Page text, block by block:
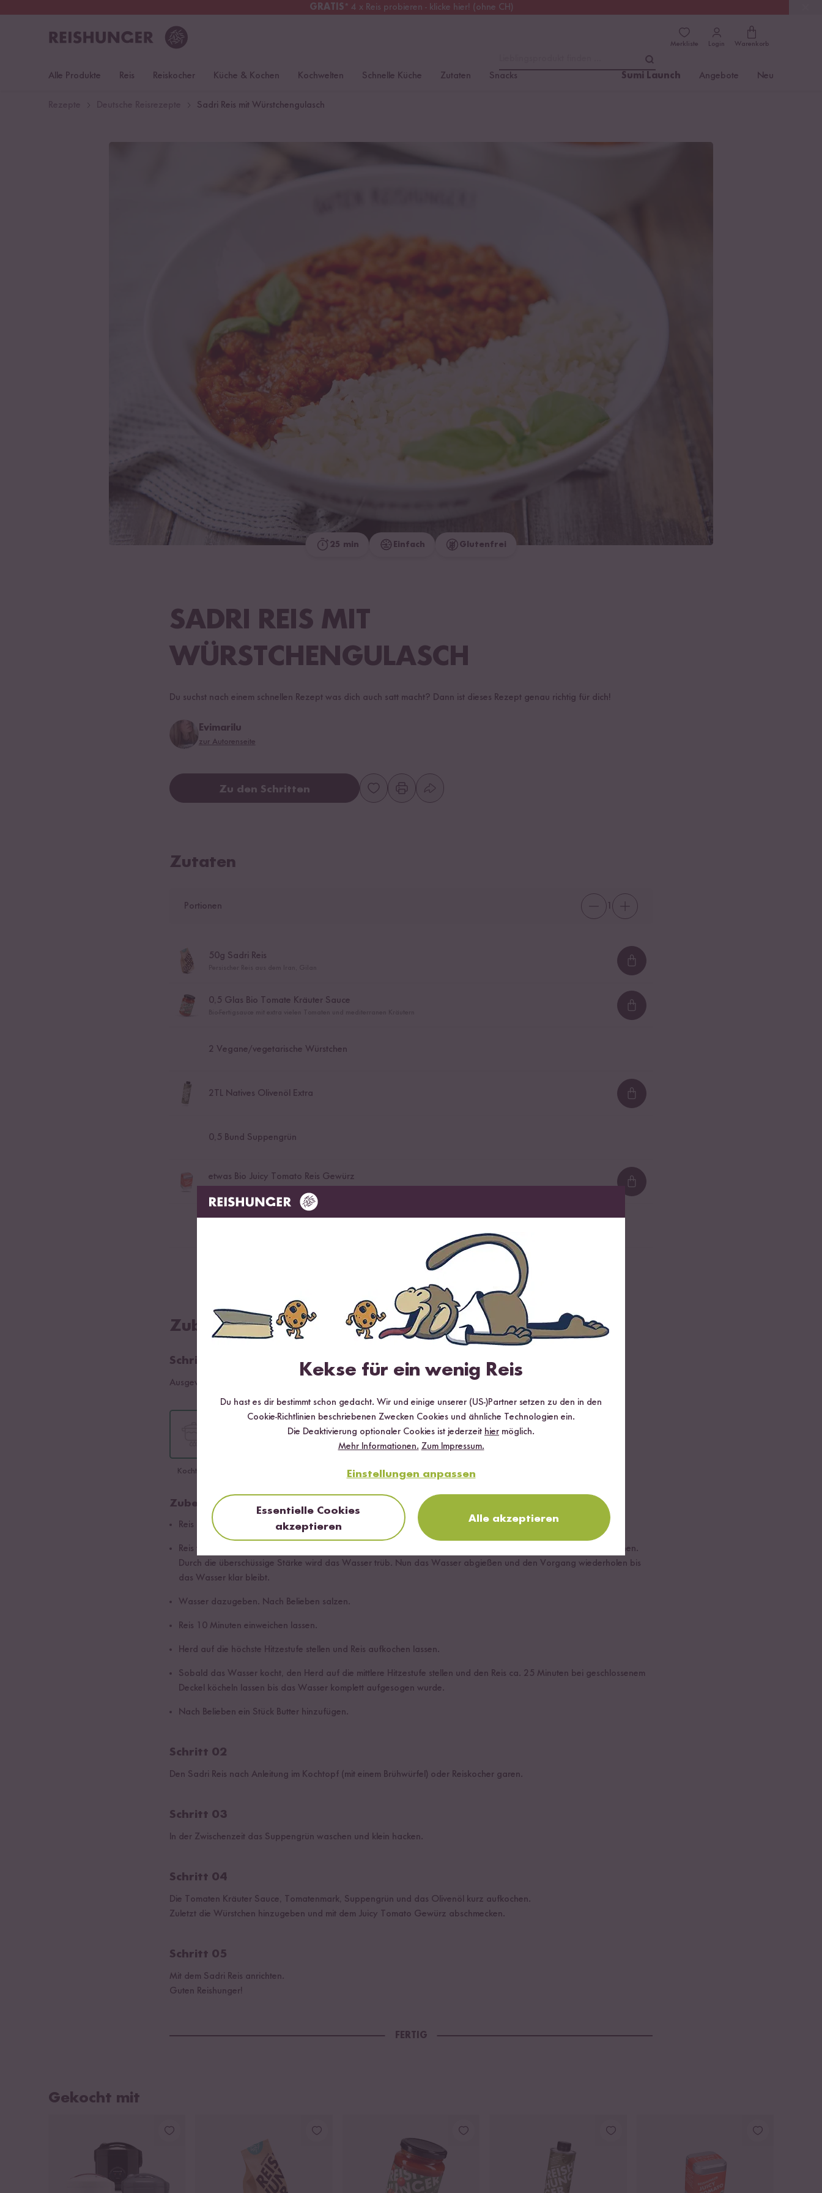
GRATIS* 4 x Reis probieren - klicke hier! (ohne CH)
Kostenloser Versand
Merkliste Login Warenkorb
Alle Produkte Reis Reiskocher Küche & Kochen Kochwelten Schnelle Küche Zutaten Snacks Sumi Launch Angebote Neu
Sadri Reis mit Würstchengulasch
25 min Einfach Glutenfrei
SADRI REIS MIT
WÜRSTCHENGULASCH
Du suchst nach einem schnellen Rezept was dich auch satt macht? Dann ist dieses Rezept genau richtig für dich!
Evimarilu
zur Autorenseite
Zu den Schritten
Zutaten
Portionen 1
50g Sadri Reis
Loading...
0,5 Glas Bio Tomate Kräuter Sauce
Loading...
2 Vegane/vegetarische Würstchen
2TL Natives Olivenöl Extra
Loading...
0,5 Bund Suppengrün
etwas Bio Juicy Tomato Reis Gewürz
Loading...
Zubereitung
Schritt 01
Ausgewählte Sorte:
Kochtopf
Zubereitung im Kochtopf:
Reis in einen Kochtopf geben.
Reis waschen. Den Reis mit kaltem Wasser bedecken. Mit den Händen den Reis in kreisenden Bewegungen waschen.
Durch die überschüssige Stärke wird das Wasser trüb. Nun das Wasser abgießen und den Vorgang wiederholen bis
das Wasser klar bleibt.
Wasser dazugeben. Nach Belieben salzen.
Reis 10 Minuten einweichen lassen.
Herd auf die höchste Hitzestufe stellen und Reis aufkochen lassen.
Sobald das Wasser kocht, den Herd auf die mittlere Hitzestufe stellen und den Reis ca. 25 Minuten bei geschlossenem
Deckel köcheln lassen bis das Wasser komplett aufgesogen wurde.
Nach Belieben ein Stück Butter hinzufügen.
Schritt 02
Den Sadri Reis nach Anleitung im Kochtopf (mit einem Brühwürfel) oder Reiskocher garen.
Schritt 03
In der Zwischenzeit das Suppengrün waschen und klein hacken.
Schritt 04
Die Tomaten Kräuter Sauce, Tomatenmark, Suppengrün und das Olivenöl kurz aufkochen.
Zuletzt die Würstchen hinzugeben und mit dem Juicy Tomato Gewürz abschmecken.
Schritt 05
Mit dem Sadri Reis anrichten.
Guten Reishunger!
FERTIG
Gekocht mit
Kekse für ein wenig Reis
Du hast es dir bestimmt schon gedacht. Wir und einige unserer (US-)Partner setzen zu den in den
Cookie-Richtlinien beschriebenen Zwecken Cookies und ähnliche Technologien ein.
Die Deaktivierung optionaler Cookies ist jederzeit hier möglich.
Mehr Informationen. Zum Impressum.
Einstellungen anpassen
Essentielle Cookies
akzeptieren
Alle akzeptieren